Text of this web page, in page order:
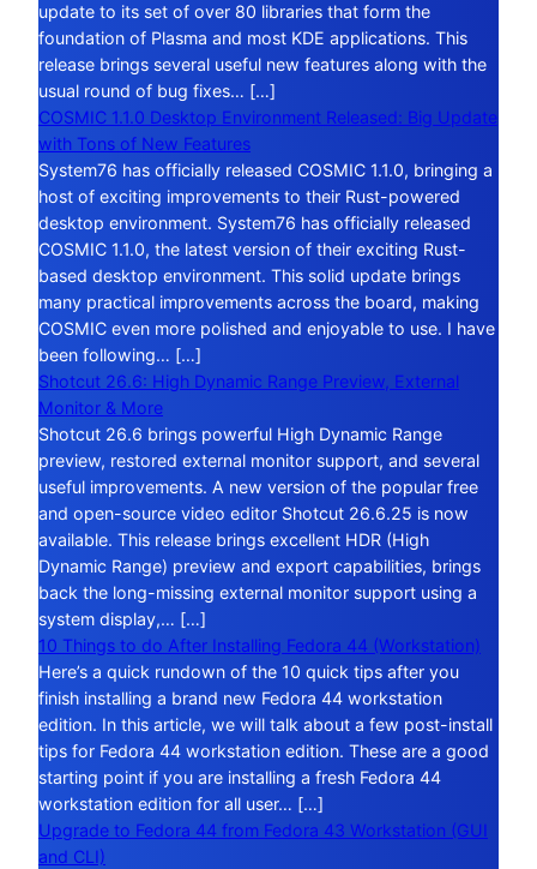
update to its set of over 80 libraries that form the
foundation of Plasma and most KDE applications. This
release brings several useful new features along with the
usual round of bug fixes… […]
COSMIC 1.1.0 Desktop Environment Released: Big Update
with Tons of New Features
System76 has officially released COSMIC 1.1.0, bringing a
host of exciting improvements to their Rust-powered
desktop environment. System76 has officially released
COSMIC 1.1.0, the latest version of their exciting Rust-
based desktop environment. This solid update brings
many practical improvements across the board, making
COSMIC even more polished and enjoyable to use. I have
been following… […]
Shotcut 26.6: High Dynamic Range Preview, External
Monitor & More
Shotcut 26.6 brings powerful High Dynamic Range
preview, restored external monitor support, and several
useful improvements. A new version of the popular free
and open-source video editor Shotcut 26.6.25 is now
available. This release brings excellent HDR (High
Dynamic Range) preview and export capabilities, brings
back the long-missing external monitor support using a
system display,… […]
10 Things to do After Installing Fedora 44 (Workstation)
Here’s a quick rundown of the 10 quick tips after you
finish installing a brand new Fedora 44 workstation
edition. In this article, we will talk about a few post-install
tips for Fedora 44 workstation edition. These are a good
starting point if you are installing a fresh Fedora 44
workstation edition for all user… […]
Upgrade to Fedora 44 from Fedora 43 Workstation (GUI
and CLI)